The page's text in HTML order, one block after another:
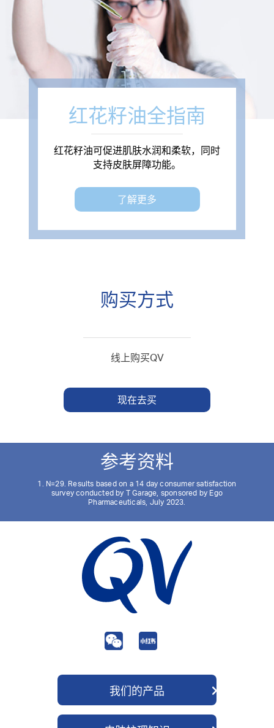
红花籽油全指南
红花籽油可促进肌肤水润和柔软，同时
支持皮肤屏障功能。
了解更多
购买方式
线上购买QV
现在去买
参考资料
1. N=29. Results based on a 14 day consumer satisfaction
survey conducted by T Garage, sponsored by Ego
Pharmaceuticals, July 2023.
我们的产品